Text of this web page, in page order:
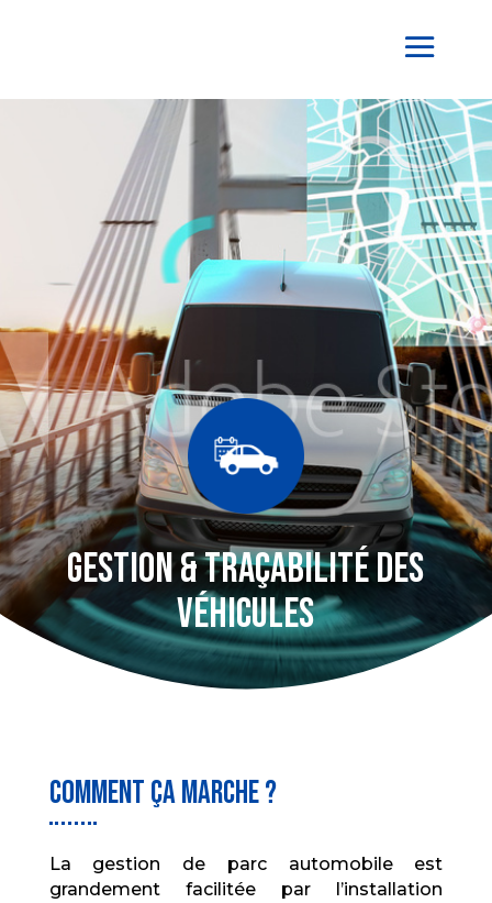
Gestion & traçabilité des
véhicules
Comment ça marche ?
La gestion de parc automobile est
grandement facilitée par l’installation